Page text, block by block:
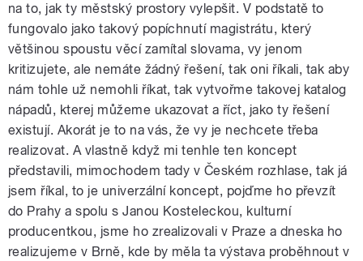
na to, jak ty městský prostory vylepšit. V podstatě to
fungovalo jako takový popíchnutí magistrátu, který
většinou spoustu věcí zamítal slovama, vy jenom
kritizujete, ale nemáte žádný řešení, tak oni říkali, tak aby
nám tohle už nemohli říkat, tak vytvořme takovej katalog
nápadů, kterej můžeme ukazovat a říct, jako ty řešení
existují. Akorát je to na vás, že vy je nechcete třeba
realizovat. A vlastně když mi tenhle ten koncept
představili, mimochodem tady v Českém rozhlase, tak já
jsem říkal, to je univerzální koncept, pojďme ho převzít
do Prahy a spolu s Janou Kosteleckou, kulturní
producentkou, jsme ho zrealizovali v Praze a dneska ho
realizujeme v Brně, kde by měla ta výstava proběhnout v